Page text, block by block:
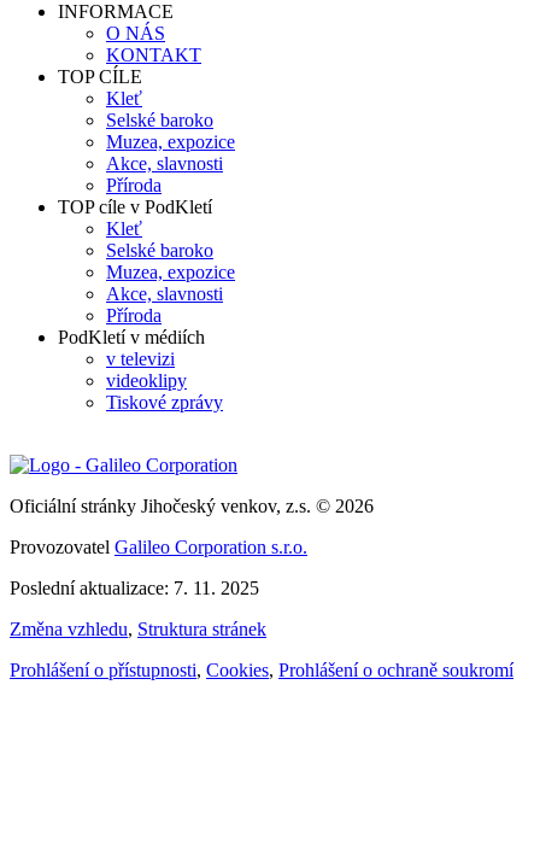
INFORMACE
O NÁS
KONTAKT
TOP CÍLE
Kleť
Selské baroko
Muzea, expozice
Akce, slavnosti
Příroda
TOP cíle v PodKletí
Kleť
Selské baroko
Muzea, expozice
Akce, slavnosti
Příroda
PodKletí v médiích
v televizi
videoklipy
Tiskové zprávy
Oficiální stránky Jihočeský venkov, z.s. © 2026
Provozovatel Galileo Corporation s.r.o.
Poslední aktualizace: 7. 11. 2025
Změna vzhledu, Struktura stránek
Prohlášení o přístupnosti, Cookies, Prohlášení o ochraně soukromí